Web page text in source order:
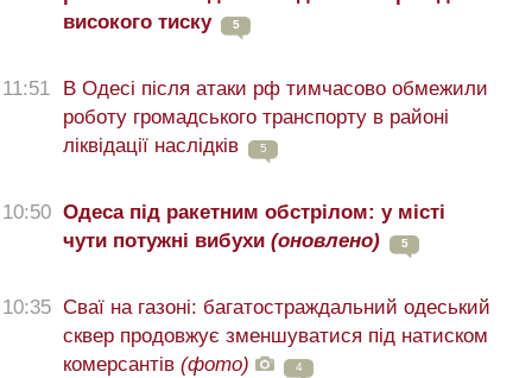
високого тиску
5
11:51
В Одесі після атаки рф тимчасово обмежили
роботу громадського транспорту в районі
ліквідації наслідків
5
10:50 Одеса під ракетним обстрілом: у місті
чути потужні вибухи (оновлено) 5
10:35 Сваї на газоні: багатостраждальний одеський
сквер продовжує зменшуватися під натиском
комерсантів (фото) 4